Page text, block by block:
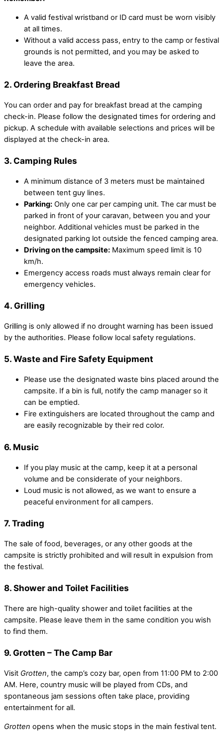
A valid festival wristband or ID card must be worn visibly
at all times.
Without a valid access pass, entry to the camp or festival
grounds is not permitted, and you may be asked to
leave the area.
2. Ordering Breakfast Bread
You can order and pay for breakfast bread at the camping
check-in. Please follow the designated times for ordering and
pickup. A schedule with available selections and prices will be
displayed at the check-in area.
3. Camping Rules
A minimum distance of 3 meters must be maintained
between tent guy lines.
Parking: Only one car per camping unit. The car must be
parked in front of your caravan, between you and your
neighbor. Additional vehicles must be parked in the
designated parking lot outside the fenced camping area.
Driving on the campsite: Maximum speed limit is 10
km/h.
Emergency access roads must always remain clear for
emergency vehicles.
4. Grilling
Grilling is only allowed if no drought warning has been issued
by the authorities. Please follow local safety regulations.
5.Waste and Fire Safety Equipment
Please use the designated waste bins placed around the
campsite. If a bin is full, notify the camp manager so it
can be emptied.
Fire extinguishers are located throughout the camp and
are easily recognizable by their red color.
6. Music
If you play music at the camp, keep it at a personal
volume and be considerate of your neighbors.
Loud music is not allowed, as we want to ensure a
peaceful environment for all campers.
7.Trading
The sale of food, beverages, or any other goods at the
campsite is strictly prohibited and will result in expulsion from
the festival.
8.Shower and Toilet Facilities
There are high-quality shower and toilet facilities at the
campsite. Please leave them in the same condition you wish
to find them.
9. Grotten – The Camp Bar
Visit Grotten, the camp’s cozy bar, open from 11:00 PM to 2:00
AM. Here, country music will be played from CDs, and
spontaneous jam sessions often take place, providing
entertainment for all.
Grotten opens when the music stops in the main festival tent.